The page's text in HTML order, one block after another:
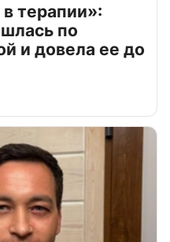
терапии»:
по
и довела ее до